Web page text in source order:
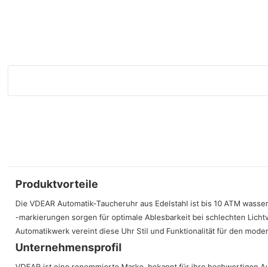
Produktvorteile
Die VDEAR Automatik-Taucheruhr aus Edelstahl ist bis 10 ATM
-markierungen sorgen für optimale Ablesbarkeit bei schlechten
Automatikwerk vereint diese Uhr Stil und Funktionalität für den
Unternehmensprofil